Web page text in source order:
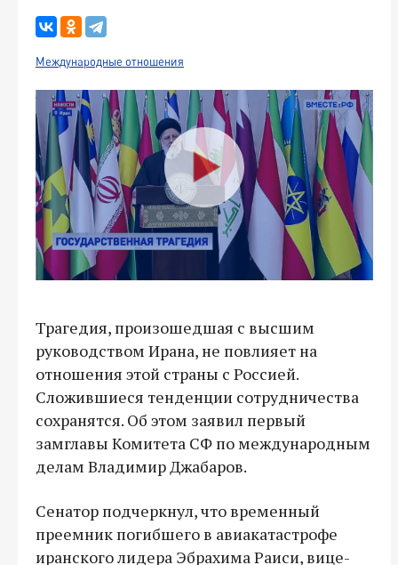
Международные отношения
Трагедия, произошедшая с высшим
руководством Ирана, не повлияет на
отношения этой страны с Россией.
Сложившиеся тенденции сотрудничества
сохранятся. Об этом заявил первый
замглавы Комитета СФ по международным
делам Владимир Джабаров.
Сенатор подчеркнул, что временный
преемник погибшего в авиакатастрофе
иранского лидера Эбрахима Раиси, вице-